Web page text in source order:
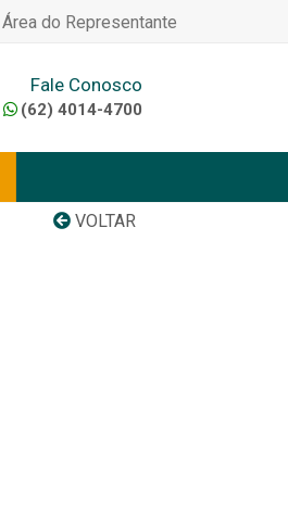
Área do Representante
Fale Conosco
(62) 4014-4700
VOLTAR